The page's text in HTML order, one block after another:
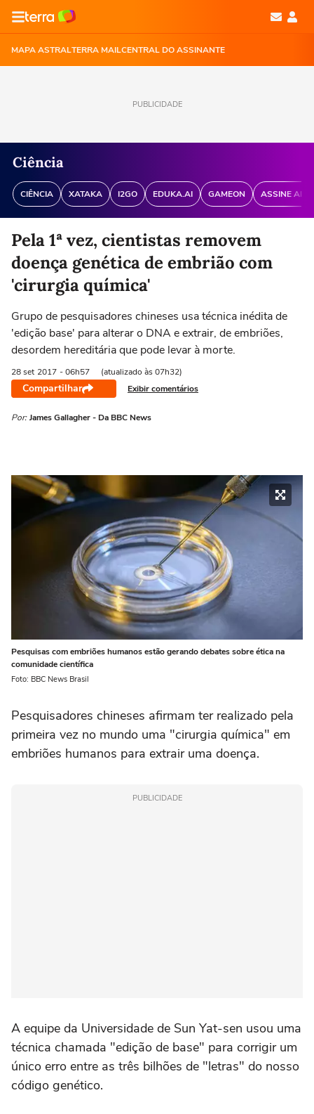
MAPA ASTRALTERRA MAILCENTRAL DO ASSINANTE
PUBLICIDADE
Ciência
CIÊNCIA XATAKA I2GO EDUKA.AI GAMEON ASSINE
Pela 1ª vez, cientistas removem
doença genética de embrião com
'cirurgia química'
Grupo de pesquisadores chineses usa técnica inédita de
'edição base' para alterar o DNA e extrair, de embriões,
desordem hereditária que pode levar à morte.
28 set 2017 - 06h57 (atualizado às 07h32)
Compartilhar Exibir comentários
Por: James Gallagher - Da BBC News
Pesquisas com embriões humanos estão gerando debates sobre ética na
comunidade científica
Foto: BBC News Brasil
Pesquisadores chineses afirmam ter realizado pela
primeira vez no mundo uma "cirurgia química" em
embriões humanos para extrair uma doença.
PUBLICIDADE
A equipe da Universidade de Sun Yat-sen usou uma
técnica chamada "edição de base" para corrigir um
único erro entre as três bilhões de "letras" do nosso
código genético.